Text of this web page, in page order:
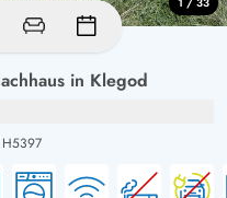
in Klegod
H5397